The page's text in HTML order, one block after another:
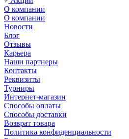
О компании
О компании
Новости
Блог
Отзывы
Карьера
Наши партнеры
Контакты
Реквизиты
Турниры
Интернет-магазин
Способы оплаты
Способы доставки
Возврат товара
Политика конфиденциальности